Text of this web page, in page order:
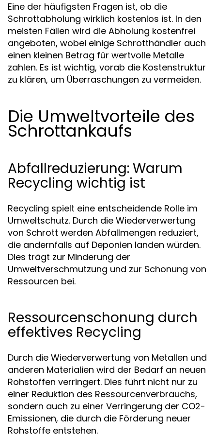
Eine der häufigsten Fragen ist, ob die
Schrottabholung wirklich kostenlos ist. In den
meisten Fällen wird die Abholung kostenfrei
angeboten, wobei einige Schrotthändler auch
einen kleinen Betrag für wertvolle Metalle
zahlen. Es ist wichtig, vorab die Kostenstruktur
zu klären, um Überraschungen zu vermeiden.
Die Umweltvorteile des
Schrottankaufs
Abfallreduzierung: Warum
Recycling wichtig ist
Recycling spielt eine entscheidende Rolle im
Umweltschutz. Durch die Wiederverwertung
von Schrott werden Abfallmengen reduziert,
die andernfalls auf Deponien landen würden.
Dies trägt zur Minderung der
Umweltverschmutzung und zur Schonung von
Ressourcen bei.
Ressourcenschonung durch
effektives Recycling
Durch die Wiederverwertung von Metallen und
anderen Materialien wird der Bedarf an neuen
Rohstoffen verringert. Dies führt nicht nur zu
einer Reduktion des Ressourcenverbrauchs,
sondern auch zu einer Verringerung der CO2-
Emissionen, die durch die Förderung neuer
Rohstoffe entstehen.